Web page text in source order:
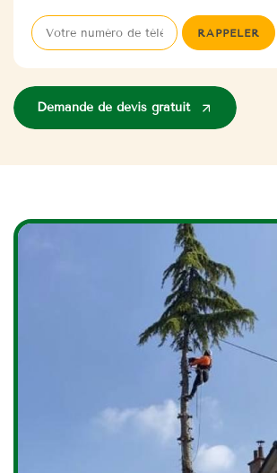
Demande de devis gratuit